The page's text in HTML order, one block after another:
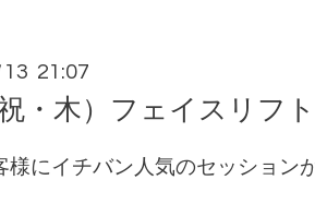
13 21:07
・木）フェイスリフ
様にイチバン人気のセッション